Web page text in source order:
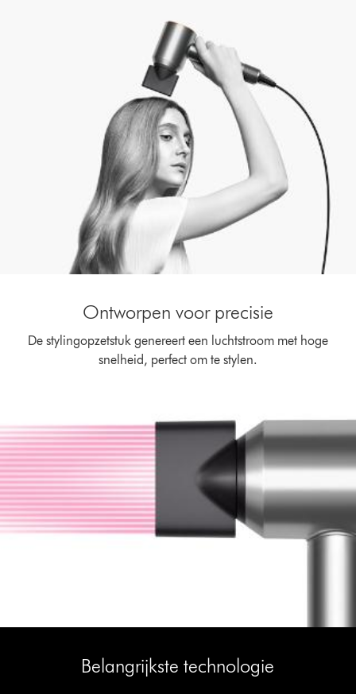
Ontworpen voor precisie
De stylingopzetstuk genereert een luchtstroom met hoge
snelheid, perfect om te stylen.
Belangrijkste technologie